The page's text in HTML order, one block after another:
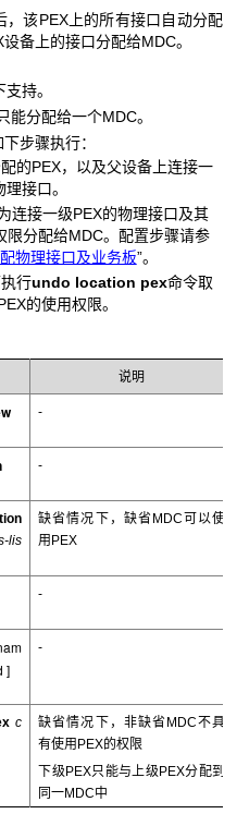
该PEX上的所有接口自动分配
备上的接口分配给MDC。
持。
分配给一个MDC。
步骤执行：
PEX，以及父设备上连接一
接口。
接一级PEX的物理接口及其
限分配给MDC。配置步骤请参
物理接口及业务板”。
行undo location pex命令取
的使用权限。
说明
-
-
lis
缺省情况下，缺省MDC可以使
用PEX
-
]
-
c
缺省情况下，非缺省MDC不具
有使用PEX的权限
下级PEX只能与上级PEX分配到
同一MDC中